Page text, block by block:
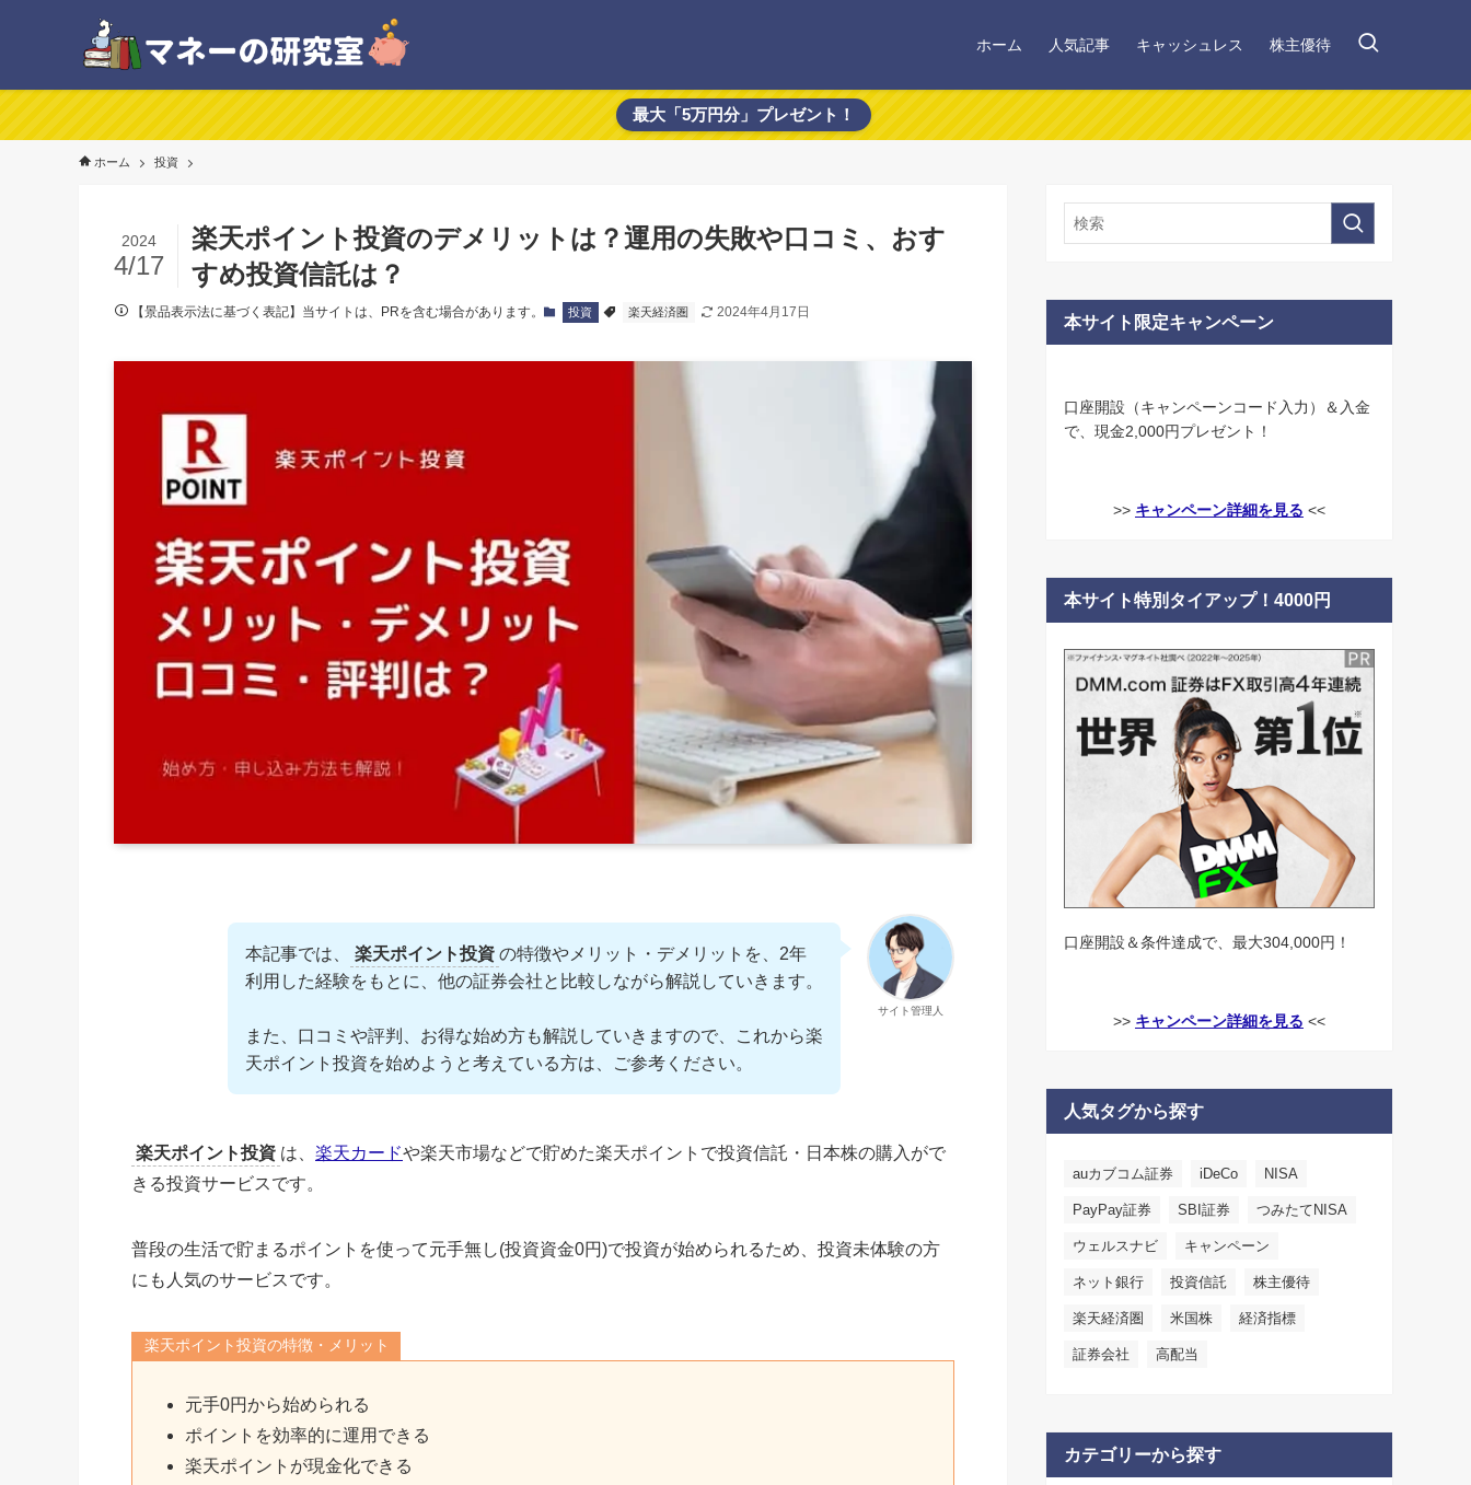
ホーム 人気記事 キャッシュレス 株主優待
最大「5万円分」プレゼント！
ホーム 投資
楽天ポイント投資のデメリットは？運用の失敗や口コミ、おす
すめ投資信託は？
2024
4/17
【景品表示法に基づく表記】当サイトは、PRを含む場合があります。 投資 楽天経済圏 2024年4月17日
サイト管理人
本記事では、 楽天ポイント投資 の特徴やメリット・デメリットを、2年
利用した経験をもとに、他の証券会社と比較しながら解説していきます。
また、口コミや評判、お得な始め方も解説していきますので、これから楽
天ポイント投資を始めようと考えている方は、ご参考ください。
楽天ポイント投資 は、 楽天カードや楽天市場などで貯めた楽天ポイントで投資信託・日本株の購入がで
きる投資サービスです。
普段の生活で貯まるポイントを使って元手無し(投資資金0円)で投資が始められるため、投資未体験の方
にも人気のサービスです。
楽天ポイント投資の特徴・メリット
元手0円から始められる
ポイントを効率的に運用できる
楽天ポイントが現金化できる
本サイト限定キャンペーン
口座開設（キャンペーンコード入力）＆入金
で、現金2,000円プレゼント！
>> キャンペーン詳細を見る <<
本サイト特別タイアップ！4000円
口座開設＆条件達成で、最大304,000円！
>> キャンペーン詳細を見る <<
人気タグから探す
auカブコム証券 iDeCo NISA
PayPay証券 SBI証券 つみたてNISA
ウェルスナビ キャンペーン
ネット銀行 投資信託 株主優待
楽天経済圏 米国株 経済指標
証券会社 高配当
カテゴリーから探す